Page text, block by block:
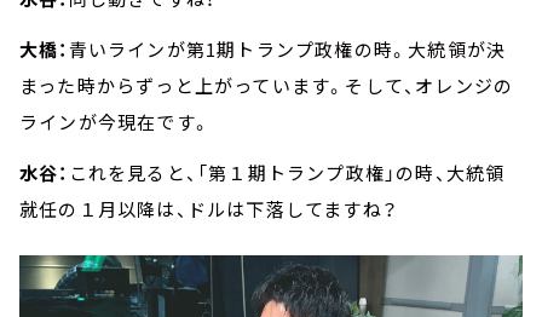
大橋：青いラインが第1期トランプ政権の時。大統領が決
まった時からずっと上がっています。そして、オレンジの
ラインが今現在です。
水谷： これを見ると、「第１期トランプ政権」の時、大統領
就任の１月以降は、ドルは下落してますね？